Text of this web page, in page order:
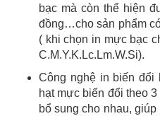
bạc mà còn thể hiện
đồng…cho sản phẩm
( khi chọn in mực bạc
C.M.Y.K.Lc.Lm.W.Si).
Công nghệ in biến đổi
hạt mực biến đổi theo
bổ sung cho nhau,